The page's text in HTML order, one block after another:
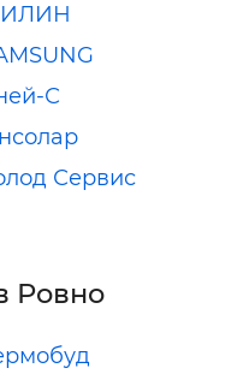
С
Сервис
Ровно